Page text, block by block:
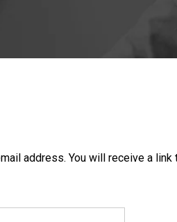
address. You will receive a